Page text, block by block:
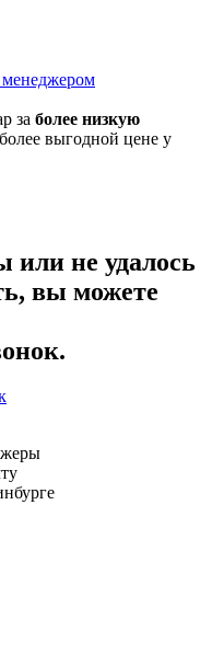
менеджером
за более низкую
выгодной цене у
или не удалось
вы можете